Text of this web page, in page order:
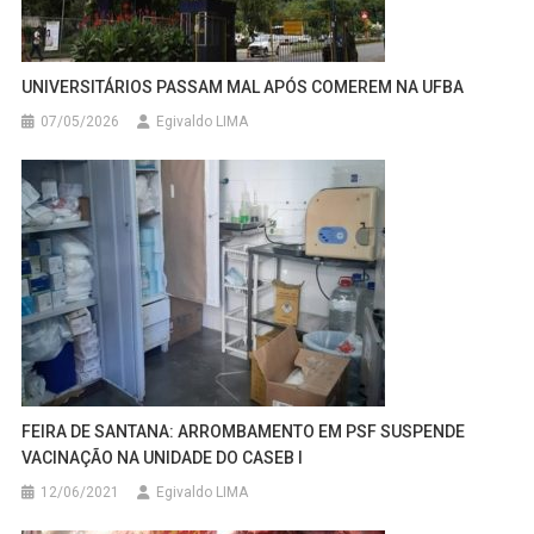
UNIVERSITÁRIOS PASSAM MAL APÓS COMEREM NA UFBA
07/05/2026 Egivaldo LIMA
FEIRA DE SANTANA: ARROMBAMENTO EM PSF SUSPENDE
VACINAÇÃO NA UNIDADE DO CASEB I
12/06/2021 Egivaldo LIMA